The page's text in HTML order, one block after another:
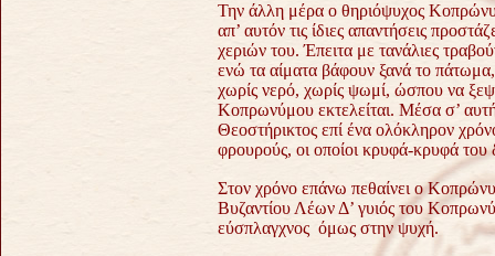
Την άλλη μέρα ο θηριόψυχος
απ’ αυτόν τις ίδιες απαντήσεις
χεριών του. Έπειτα με τανάλιες
ενώ τα αίματα βάφουν ξανά το
χωρίς νερό, χωρίς ψωμί, ώσπου να
Κοπρωνύμου εκτελείται. Μέσα σ’
Θεοστήρικτος επί ένα ολόκληρον
φρουρούς, οι οποίοι κρυφά-κρυφά του
Στον χρόνο επάνω πεθαίνει ο
Βυζαντίου Λέων Δ’ γυιός του
εύσπλαγχνος όμως στην ψυχή.